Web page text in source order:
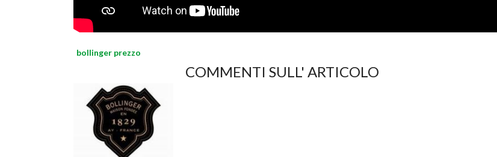
bollinger prezzo
COMMENTI SULL' ARTICOLO